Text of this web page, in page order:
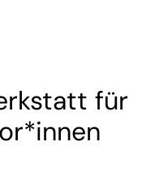
für